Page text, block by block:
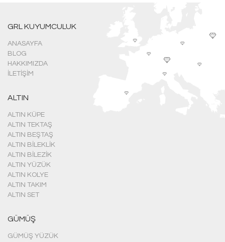
GRL KUYUMCULUK
ANASAYFA
BLOG
HAKKIMIZDA
İLETIŞIM
ALTIN
ALTIN KÜPE
ALTIN TEKTAŞ
ALTIN BEŞTAŞ
ALTIN BILEKLIK
ALTIN BILEZIK
ALTIN YÜZÜK
ALTIN KOLYE
ALTIN TAKIM
ALTIN SET
GÜMÜŞ
GÜMÜŞ YÜZÜK